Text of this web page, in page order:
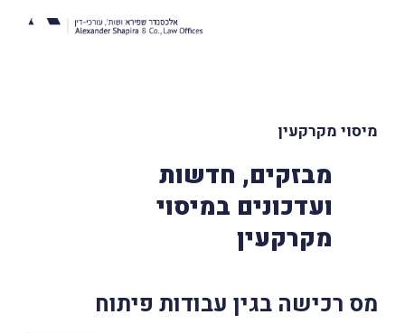
מיסוי מקרקעין
מבזקים, חדשות
ועדכונים במיסוי
מקרקעין
מס רכישה בגין עבודות פיתוח